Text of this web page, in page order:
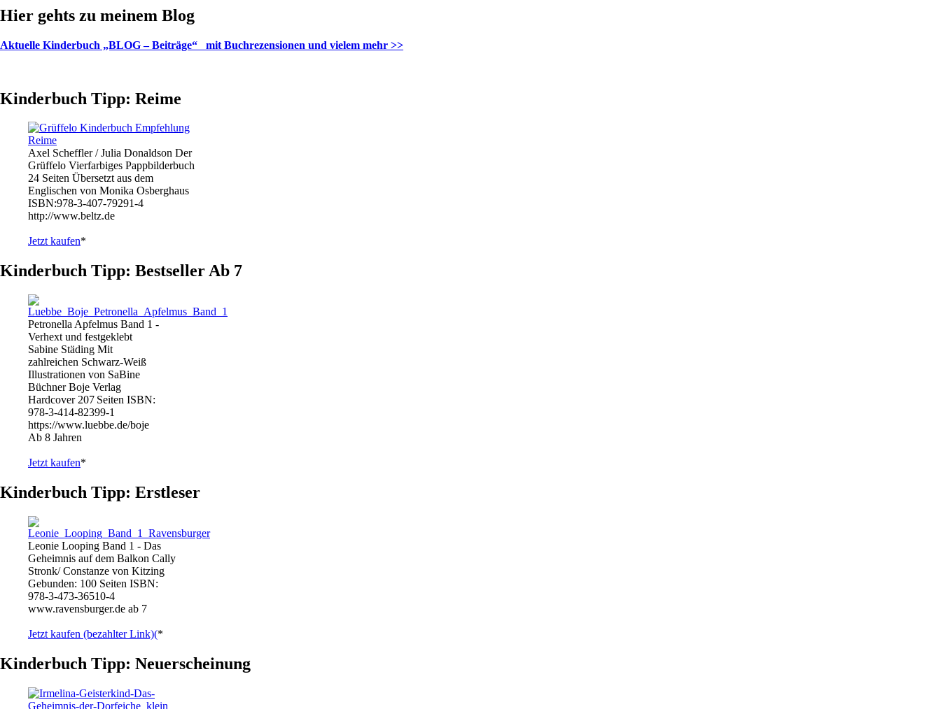
Hier gehts zu meinem Blog
Aktuelle Kinderbuch „BLOG – Beiträge“ mit Buchrezensionen und vielem mehr >>
Kinderbuch Tipp: Reime
Axel Scheffler / Julia Donaldson Der
Grüffelo Vierfarbiges Pappbilderbuch
24 Seiten Übersetzt aus dem
Englischen von Monika Osberghaus
ISBN:978-3-407-79291-4
http://www.beltz.de
Jetzt kaufen*
Kinderbuch Tipp: Bestseller Ab 7
Petronella Apfelmus Band 1 -
Verhext und festgeklebt
Sabine Städing Mit
zahlreichen Schwarz-Weiß
Illustrationen von SaBine
Büchner Boje Verlag
Hardcover 207 Seiten ISBN:
978-3-414-82399-1
https://www.luebbe.de/boje
Ab 8 Jahren
Jetzt kaufen*
Kinderbuch Tipp: Erstleser
Leonie Looping Band 1 - Das
Geheimnis auf dem Balkon Cally
Stronk/ Constanze von Kitzing
Gebunden: 100 Seiten ISBN:
978-3-473-36510-4
www.ravensburger.de ab 7
Jetzt kaufen (bezahlter Link)(*
Kinderbuch Tipp: Neuerscheinung